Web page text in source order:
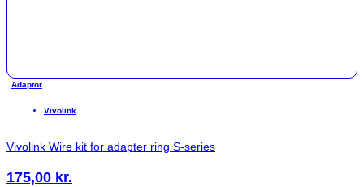
Adaptor
Vivolink
Vivolink Wire kit for adapter ring S-series
175,00 kr.